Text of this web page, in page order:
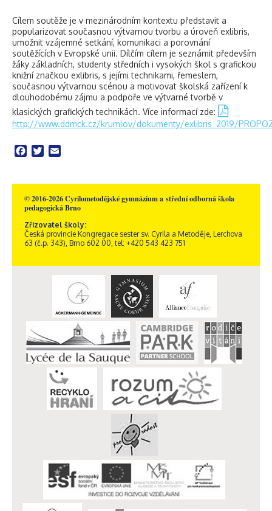
Cílem soutěže je v mezinárodním kontextu představit a
popularizovat současnou výtvarnou tvorbu a úroveň exlibris,
umožnit vzájemné setkání, komunikaci a porovnání
soutěžících v Evropské unii. Dílčím cílem je seznámit především
žáky základních, studenty středních i vysokých škol s grafickou
knižní značkou exlibris, s jejími technikami, řemeslem,
současnou výtvarnou scénou a motivovat školská zařízení k
dlouhodobému zájmu a podpoře ve výtvarné tvorbě v
klasických grafických technikách. Více informací zde:
http://www.ddmck.cz/krumlov/dokumenty/exlibris_2019/
Facebook
Twitter
© 2016-2026 Cyrilometodějské gymnázium a střední odborná škola
pedagogická Brno
Zřizovatel školy:
Česká provincie Kongregace sester sv. Cyrila a Metoděje, Lerchova
63 (č.p. 343), Brno 602 00, tel: +420 543 423 751